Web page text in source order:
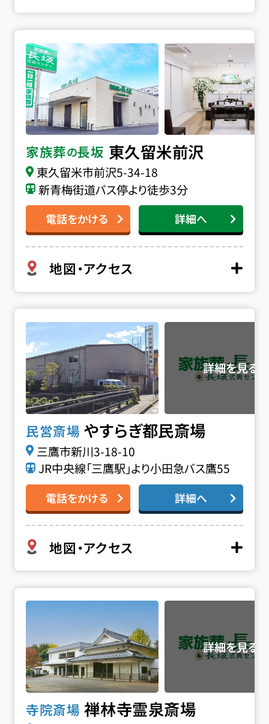
家族葬の長坂 東久留米前沢
東久留米市前沢5-34-18
新青梅街道バス停より徒歩3分
電話をかける 詳細へ
地図・アクセス
民営斎場 やすらぎ都民斎場
三鷹市新川3-18-10
JR中央線「三鷹駅」より小田急バス鷹55
電話をかける 詳細へ
地図・アクセス
寺院斎場 禅林寺霊泉斎場
禅林寺霊泉斎場の詳細へ